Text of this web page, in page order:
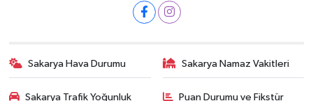
Sakarya Hava Durumu Sakarya Namaz Vakitleri
Sakarya Trafik Yoğunluk Puan Durumu ve Fikstür